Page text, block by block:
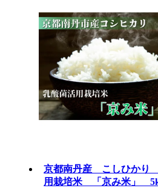
京都南丹産 こしひかり
用栽培米 「京み米」